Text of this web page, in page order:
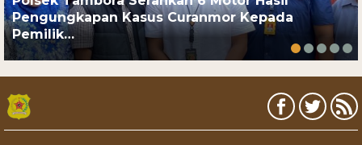
Pengungkapan Kasus Curanmor Kepada
Pemilik…